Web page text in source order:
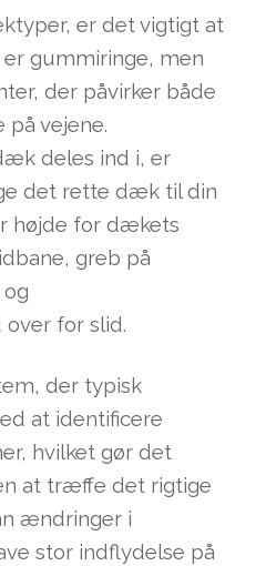
er det vigtigt at
gummiringe, men
der påvirker både
på vejene.
deles ind i, er
det rette dæk til din
højde for dækets
greb på
for slid.
der typisk
at identificere
hvilket gør det
at træffe det rigtige
ændringer i
stor indflydelse på